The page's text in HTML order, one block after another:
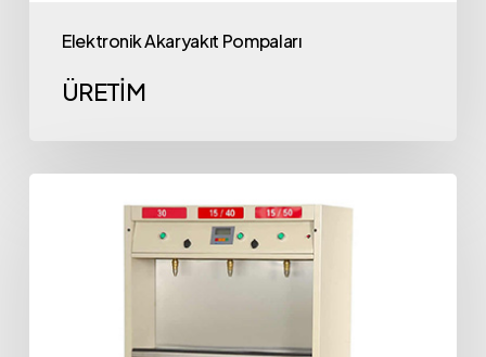
Elektronik Akaryakıt Pompaları
ÜRETİM